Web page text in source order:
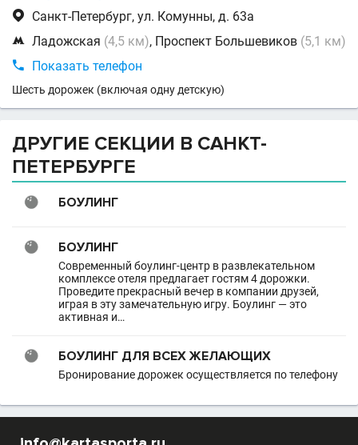
 Санкт-Петербург, ул. Комунны, д. 63а
 Ладожская (4,5 км), Проспект Большевиков (5,1 км)
 Показать телефон
Шесть дорожек (включая одну детскую)
ДРУГИЕ СЕКЦИИ В САНКТ-
ПЕТЕРБУРГЕ
БОУЛИНГ
БОУЛИНГ
Современный боулинг-центр в развлекательном
комплексе отеля предлагает гостям 4 дорожки.
Проведите прекрасный вечер в компании друзей,
играя в эту замечательную игру. Боулинг — это
активная и…
БОУЛИНГ ДЛЯ ВСЕХ ЖЕЛАЮЩИХ
Бронирование дорожек осуществляется по телефону